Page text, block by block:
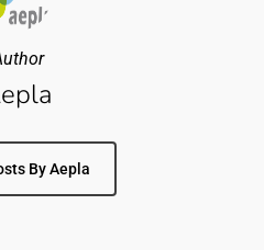
By Aepla